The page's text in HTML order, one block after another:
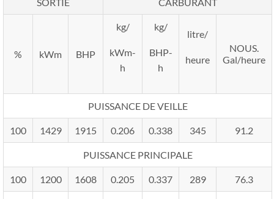
% kWm BHP
kg/
kWm-
h
kg/
BHP-
h
litre/
heure
NOUS.
Gal/heure
PUISSANCE DE VEILLE
100 1429 1915 0.206 0.338 345 91.2
PUISSANCE PRINCIPALE
100 1200 1608 0.205 0.337 289 76.3